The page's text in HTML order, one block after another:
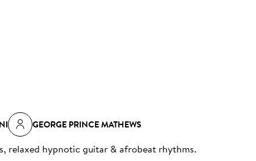
GEORGE PRINCE MATHEWS
relaxed hypnotic guitar & afrobeat rhythms.